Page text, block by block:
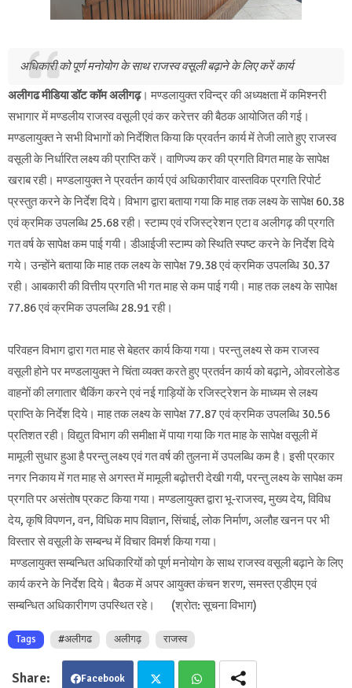
अधिकारी को पूर्ण मनोयोग के साथ राजस्व वसूली बढ़ाने के लिए करें कार्य
अलीगढ मीडिया डॉट कॉम अलीगढ़। मण्डलायुक्त रविन्द्र की अध्यक्षता में कमिश्नरी
सभागार में मण्डलीय राजस्व वसूली एवं कर करेत्तर की बैठक आयोजित की गई।
मण्डलायुक्त ने सभी विभागों को निर्देशित किया कि प्रवर्तन कार्य में तेजी लाते हुए राजस्व
वसूली के निर्धारित लक्ष्य की प्राप्ति करें। वाणिज्य कर की प्रगति विगत माह के सापेक्ष
खराब रही। मण्डलायुक्त ने प्रवर्तन कार्य एवं अधिकारीवार वास्तविक प्रगति रिपोर्ट
प्रस्तुत करने के निर्देश दिये। विभाग द्वारा बताया गया कि माह तक लक्ष्य के सापेक्ष 60.38
एवं क्रमिक उपलब्धि 25.68 रही। स्टाम्प एवं रजिस्ट्रेशन एटा व अलीगढ़ की प्रगति
गत वर्ष के सापेक्ष कम पाई गयी। डीआईजी स्टाम्प को स्थिति स्पष्ट करने के निर्देश दिये
गये। उन्होंने बताया कि माह तक लक्ष्य के सापेक्ष 79.38 एवं क्रमिक उपलब्धि 30.37
रही। आबकारी की वित्तीय प्रगति भी गत माह से कम पाई गयी। माह तक लक्ष्य के सापेक्ष
77.86 एवं क्रमिक उपलब्धि 28.91 रही।
परिवहन विभाग द्वारा गत माह से बेहतर कार्य किया गया। परन्तु लक्ष्य से कम राजस्व
वसूली होने पर मण्डलायुक्त ने चिंता व्यक्त करते हुए प्रतर्वन कार्य को बढ़ाने, ओवरलोडेड
वाहनों की लगातार चैकिंग करने एवं नई गाड़ियों के रजिस्ट्रेशन के माध्यम से लक्ष्य
प्राप्ति के निर्देश दिये। माह तक लक्ष्य के सापेक्ष 77.87 एवं क्रमिक उपलब्धि 30.56
प्रतिशत रही। विद्युत विभाग की समीक्षा में पाया गया कि गत माह के सापेक्ष वसूली में
मामूली सुधार हुआ है परन्तु लक्ष्य एवं गत वर्ष की तुलना में उपलब्धि कम है। इसी प्रकार
नगर निकाय में गत माह से अगस्त में मामूली बढ़ोत्तरी देखी गयी, परन्तु लक्ष्य के सापेक्ष कम
प्रगति पर असंतोष प्रकट किया गया। मण्डलायुक्त द्वारा भू-राजस्व, मुख्य देय, विविध
देय, कृषि विपणन, वन, विधिक माप विज्ञान, सिंचाई, लोक निर्माण, अलौह खनन पर भी
विस्तार से वसूली के सम्बन्ध में विचार विमर्श किया गया।
मण्डलायुक्त सम्बन्धित अधिकारियों को पूर्ण मनोयोग के साथ राजस्व वसूली बढ़ाने के लिए
कार्य करने के निर्देश दिये। बैठक में अपर आयुक्त कंचन शरण, समस्त एडीएम एवं
सम्बन्धित अधिकारीगण उपस्थित रहे। (श्रोत: सूचना विभाग)
Tags #अलीगढ अलीगढ़ राजस्व
Facebook